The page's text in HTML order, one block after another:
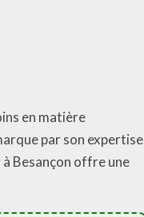
en matière
par son expertise
Besançon offre une